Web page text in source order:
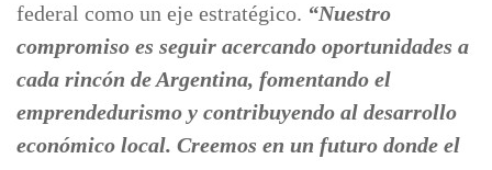
federal como un eje estratégico. “Nuestro
compromiso es seguir acercando oportunidades a
cada rincón de Argentina, fomentando el
emprendedurismo y contribuyendo al desarrollo
económico local. Creemos en un futuro donde el